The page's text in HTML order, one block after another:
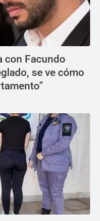
con Facundo
se ve cómo